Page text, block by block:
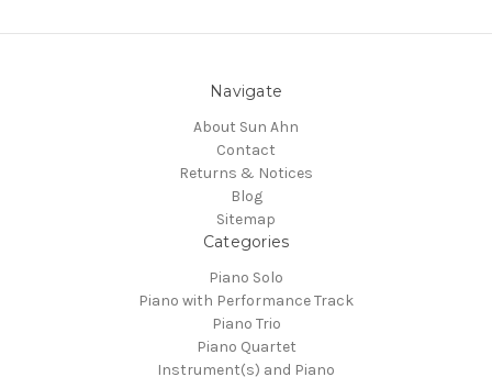
Navigate
About Sun Ahn
Contact
Returns & Notices
Blog
Sitemap
Categories
Piano Solo
Piano with Performance Track
Piano Trio
Piano Quartet
Instrument(s) and Piano